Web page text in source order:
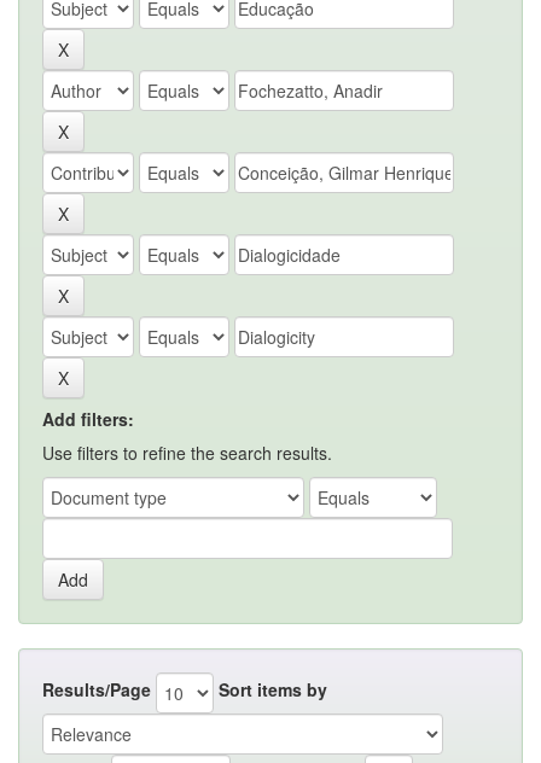
Add filters:
Use filters to refine the search results.
Results/Page Sort items by